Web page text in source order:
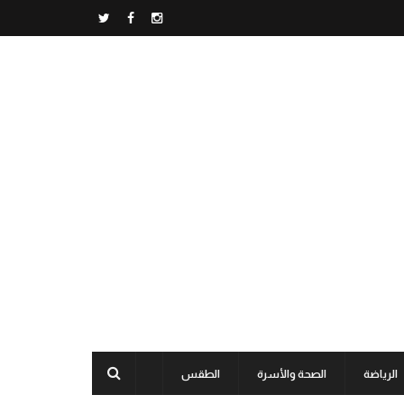
الرياضة الصحة والأسرة الطقس